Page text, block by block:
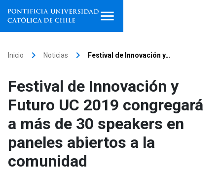
Facultades, escuelas e
institutos
Investigación
Internacionalización
Inicio keyboard_arrow_right Noticias keyboard_arrow_right Festival de Innovación y…
Festival de Innovación y
Futuro UC 2019 congregará
a más de 30 speakers en
paneles abiertos a la
comunidad